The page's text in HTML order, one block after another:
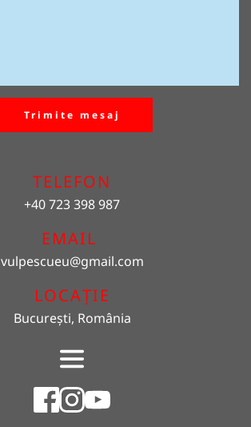
Trimite mesaj
TELEFON
+40 723 398 987
EMAIL
vulpescueu@gmail.com
LOCAȚIE
București, România